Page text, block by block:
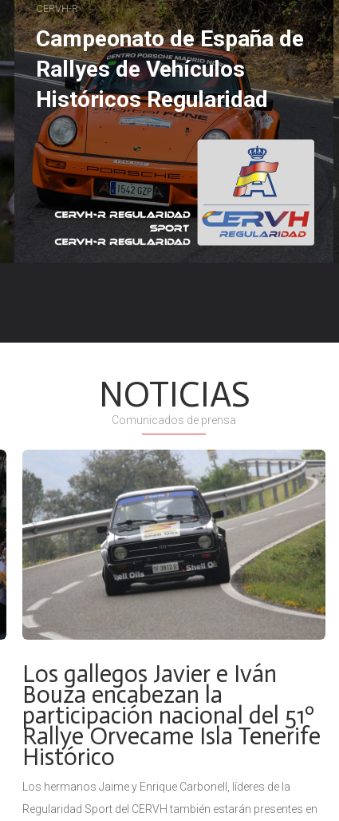
CERVH-R
Campeonato de España de
Rallyes de Vehículos
Históricos Regularidad
NOTICIAS
Comunicados de prensa
Los gallegos Javier e Iván
Bouza encabezan la
participación nacional del 51º
Rallye Orvecame Isla Tenerife
Histórico
Los hermanos Jaime y Enrique Carbonell, líderes de la
Regularidad Sport del CERVH también estarán presentes en